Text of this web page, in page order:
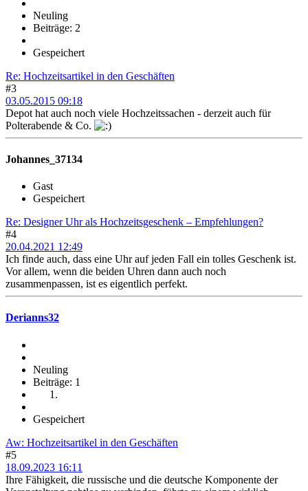
Neuling
Beiträge: 2
Gespeichert
Re: Hochzeitsartikel in den Geschäften
#3
03.05.2015 09:18
Depot hat auch noch viele Hochzeitssachen - derzeit auch für
Polterabende & Co.
Johannes_37134
Gast
Gespeichert
Re: Designer Uhr als Hochzeitsgeschenk – Empfehlungen?
#4
20.04.2021 12:49
Ich finde auch, dass eine Uhr auf jeden Fall ein tolles Geschenk ist.
Vor allem, wenn die beiden Uhren dann auch noch
zusammenpassen, ist es eigentlich perfekt.
Derianns32
Neuling
Beiträge: 1
Gespeichert
Aw: Hochzeitsartikel in den Geschäften
#5
18.09.2023 16:11
Ihre Fähigkeit, die russische und die deutsche Komponente der